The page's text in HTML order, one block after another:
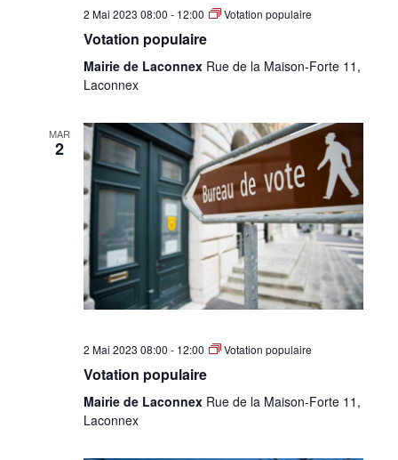
2 Mai 2023 08:00 - 12:00 Votation populaire
Votation populaire
Mairie de Laconnex Rue de la Maison-Forte 11,
Laconnex
MAR
2
2 Mai 2023 08:00 - 12:00 Votation populaire
Votation populaire
Mairie de Laconnex Rue de la Maison-Forte 11,
Laconnex